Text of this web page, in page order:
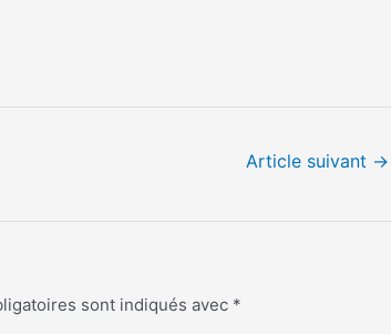
Article suivant →
sont indiqués avec *